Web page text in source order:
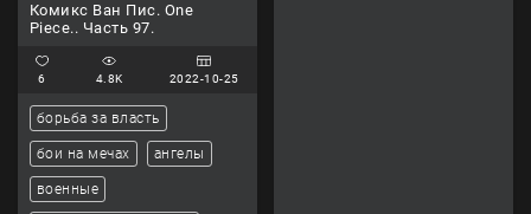
Комикс Ван Пис. One
Piece.. Часть 97.
6 4.8K 2022-10-25
борьба за власть
бои на мечах ангелы
военные